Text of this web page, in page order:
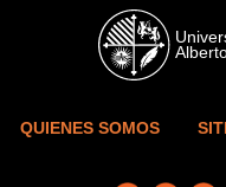
Skip to main content
QUIENES SOMOS